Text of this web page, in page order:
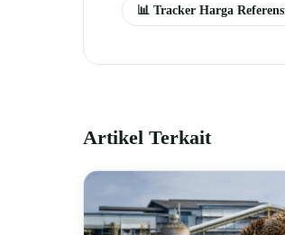
📊 Tracker Harga
Artikel Terkait